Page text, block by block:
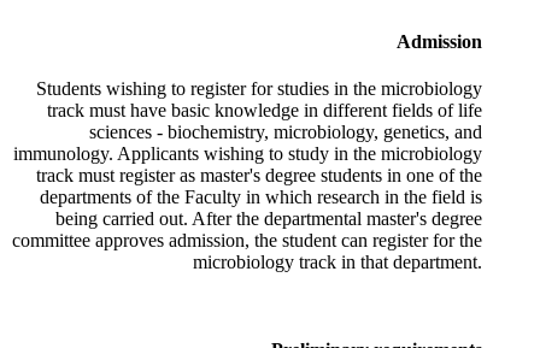
Admission
Students wishing to register for studies in the microbiology
track must have basic knowledge in different fields of life
sciences - biochemistry, microbiology, genetics, and
immunology. Applicants wishing to study in the microbiology
track must register as master's degree students in one of the
departments of the Faculty in which research in the field is
being carried out. After the departmental master's degree
committee approves admission, the student can register for the
microbiology track in that department.